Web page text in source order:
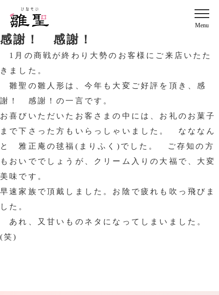
Menu
感謝！ 感謝！
1月の商戦が終わり大勢のお客様にご来店いたた
きました。
雛聖の雛人形は、今年も大変ご好評を頂き、感
謝！ 感謝！の一言です。
お喜びいただいたお客さまの中には、お礼のお菓子
まで下さった方もいらっしゃいました。 なななん
と 雅正庵の毬福(まりふく)でした。 ご存知の方
もおいででしょうが、クリーム入りの大福で、大変
美味です。
早速家族で頂戴しました。お陰で疲れも吹っ飛びま
した。
あれ、又甘いものネタになってしまいました。
(笑)